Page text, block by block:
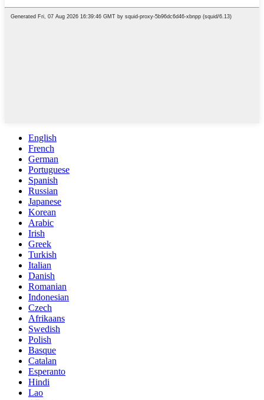
English
French
German
Portuguese
Spanish
Russian
Japanese
Korean
Arabic
Irish
Greek
Turkish
Italian
Danish
Romanian
Indonesian
Czech
Afrikaans
Swedish
Polish
Basque
Catalan
Esperanto
Hindi
Lao